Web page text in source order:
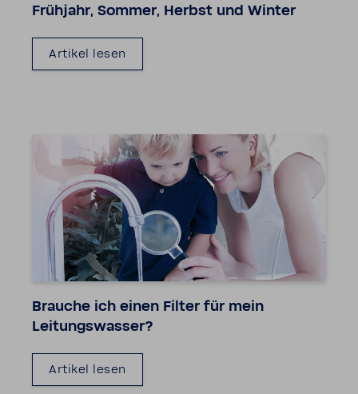
Früh­jahr, Sommer, Herbst und Winter
Artikel lesen
Brauche ich einen Filter für mein
Leitungs­wasser?
Artikel lesen